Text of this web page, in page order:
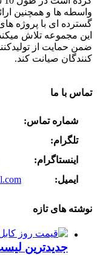
واسطه ها و همچنین
گسترده ای با پروژه
این مجموعه تلاش
ضمن حمایت از
کنندگان صیانت کند.
تماس با ما
شماره تماس:
تلگرام:
اینستاگرام:
ایمیل:
نوشته های تازه
جدیدترین